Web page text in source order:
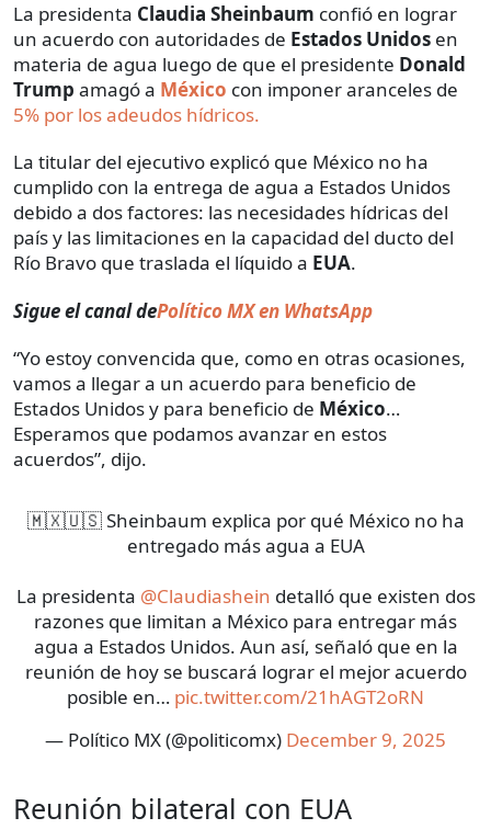
La presidenta Claudia Sheinbaum confió en lograr
un acuerdo con autoridades de Estados Unidos en
materia de agua luego de que el presidente Donald
Trump amagó a México con imponer aranceles de
5% por los adeudos hídricos.
La titular del ejecutivo explicó que México no ha
cumplido con la entrega de agua a Estados Unidos
debido a dos factores: las necesidades hídricas del
país y las limitaciones en la capacidad del ducto del
Río Bravo que traslada el líquido a EUA.
Sigue el canal dePolítico MX en WhatsApp
“Yo estoy convencida que, como en otras ocasiones,
vamos a llegar a un acuerdo para beneficio de
Estados Unidos y para beneficio de México…
Esperamos que podamos avanzar en estos
acuerdos”, dijo.
🇲🇽🇺🇸 Sheinbaum explica por qué México no ha
entregado más agua a EUA
La presidenta @Claudiashein detalló que existen dos
razones que limitan a México para entregar más
agua a Estados Unidos. Aun así, señaló que en la
reunión de hoy se buscará lograr el mejor acuerdo
posible en… pic.twitter.com/21hAGT2oRN
— Político MX (@politicomx) December 9, 2025
Reunión bilateral con EUA